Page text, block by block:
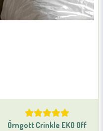
Örngott Crinkle EKO Off